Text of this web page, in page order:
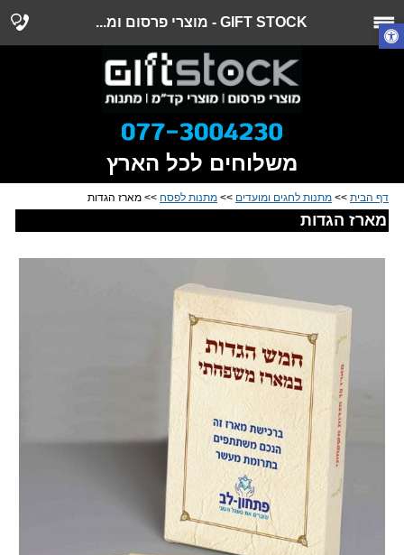
GIFT STOCK - מוצרי פרסום ומ...
משלוחים לכל הארץ
דף הבית >> מתנות לחגים ומועדים >> מתנות לפסח >> מארז הגדות
מארז הגדות